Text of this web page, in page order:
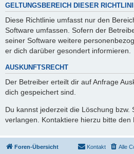
GELTUNGSBEREICH DIESER
Diese Richtlinie umfasst nur den
Software umfassen. Sofern der
seiner Software weitere
er dich darüber gesondert informieren.
AUSKUNFTSRECHT
Der Betreiber erteilt dir auf Anfrage
dich gespeichert sind.
Du kannst jederzeit die Löschung bzw.
verlangen. Kontaktiere hierzu bitte den
Foren-Übersicht Alle
Kontakt